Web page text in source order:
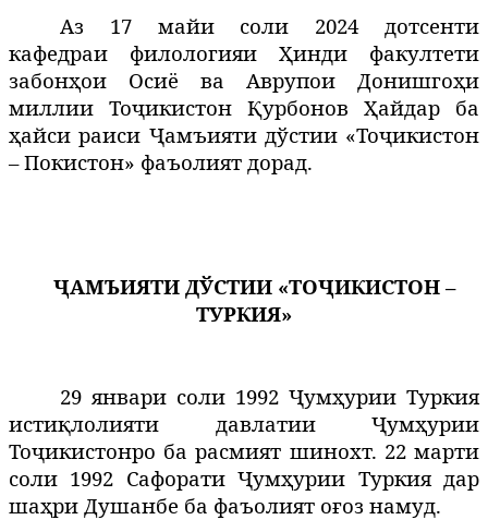
Аз 17 майи соли 2024 дотсенти
кафедраи филологияи Ҳинди
факултети
забонҳои Осиё ва Аврупои Донишгоҳи
миллии Тоҷикистон Қурбонов Ҳайдар ба
ҳайси раиси Ҷамъияти дўстии «Тоҷикистон
– Покистон» фаъолият дорад.
ҶАМЪИЯТИ ДЎСТИИ «ТОҶИКИСТОН –
ТУРКИЯ»
29 январи соли 1992 Ҷумҳурии Туркия
истиқлолияти давлатии Ҷумҳурии
Тоҷикистонро ба расмият шинохт. 22 марти
соли 1992 Сафорати Ҷумҳурии Туркия дар
шаҳри Душанбе ба фаъолият оғоз намуд.